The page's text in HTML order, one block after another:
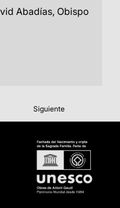
Abadías, Obispo
Siguiente